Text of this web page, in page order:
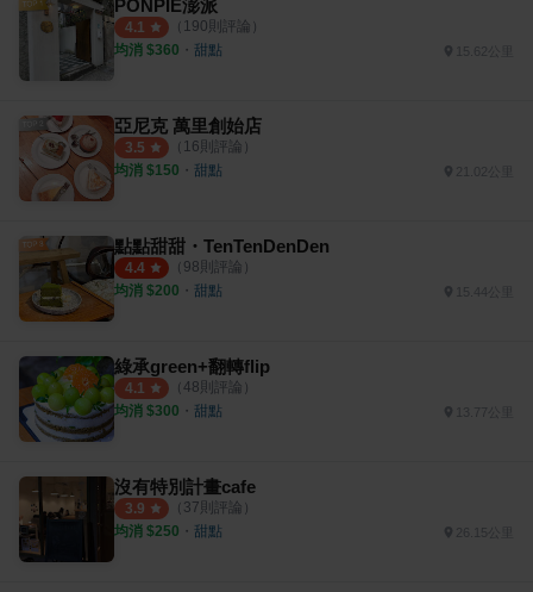
PONPIE澎派
4.1 （ 190則評論）
均消 $360 ・ 甜點 15.62公里
亞尼克 萬里創始店
3.5 （ 16則評論）
均消 $150 ・ 甜點
點點甜甜・TenTenDenDen
4.4 （ 98則評論）
均消 $200 ・ 甜點 15.44公里
綠承green+翻轉flip
4.1 （ 48則評論）
均消 $300 ・ 甜點
沒有特別計畫cafe
3.9 （ 37則評論）
均消 $250 ・ 甜點 26.15公里